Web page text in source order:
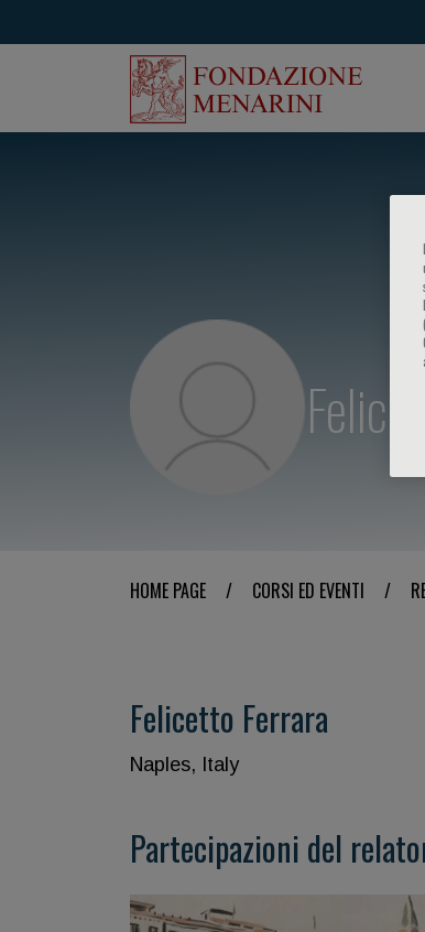
HOME PAGE / CORSI ED EVENTI /
Felicetto Ferrara
Naples, Italy
Partecipazioni del